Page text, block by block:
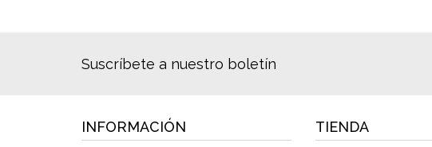
Suscríbete a nuestro boletín
INFORMACIÓN TIENDA